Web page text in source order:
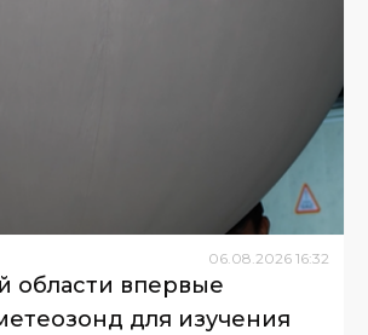
06.08.2026 16:32
области впервые
для изучения